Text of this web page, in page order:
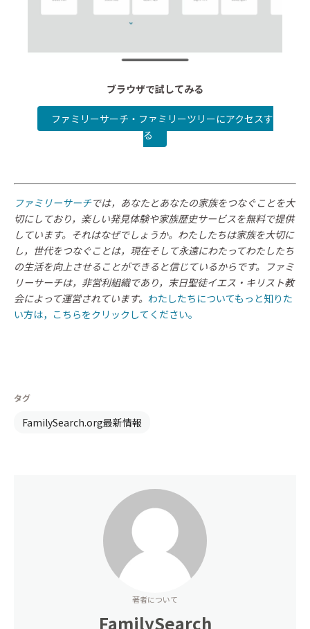
ブラウザで試してみる
ファミリーサーチ・ファミリーツリーにアクセスす
る
ファミリーサーチでは，あなたとあなたの家族をつなぐことを大
切にしており，楽しい発見体験や家族歴史サービスを無料で提供
しています。それはなぜでしょうか。わたしたちは家族を大切に
し，世代をつなぐことは，現在そして永遠にわたってわたしたち
の生活を向上させることができると信じているからです。ファミ
リーサーチは，非営利組織であり，末日聖徒イエス・キリスト教
会によって運営されています。 わたしたちについてもっと知りた
い方は，こちらをクリックしてください。
タグ
FamilySearch.org最新情報
著者について
FamilySearch